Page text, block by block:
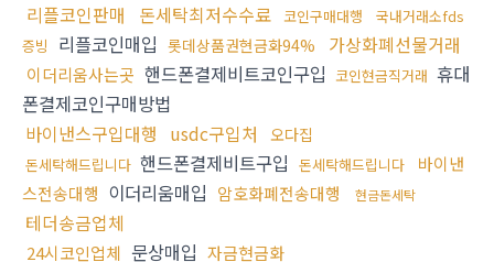
리플코인판매 돈세탁최저수수료 코인구매대행
국내거래소fds
증빙
리플코인매입 롯데상품권현금화94% 가상화폐선물거래
이더리움사는곳 핸드폰결제비트코인구입 코인현금직거래 휴대
폰결제코인구매방법
바이낸스구입대행 usdc구입처 오다집
돈세탁해드립니다 핸드폰결제비트구입 돈세탁해드립니다
바이낸
스전송대행 이더리움매입 암호화폐전송대행 현금돈세탁
테더송금업체
24시코인업체 문상매입 자금현금화